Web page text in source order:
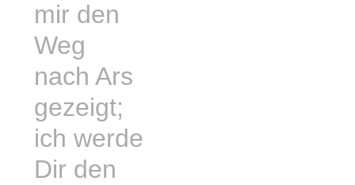
mir den
Weg
nach Ars
gezeigt;
ich werde
Dir den